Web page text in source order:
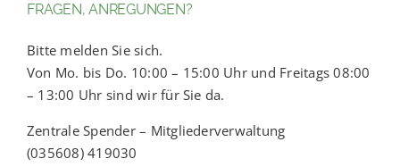
FRAGEN, ANREGUNGEN?
Bitte melden Sie sich.
Von Mo. bis Do. 10:00 – 15:00 Uhr und Freitags 08:00
– 13:00 Uhr sind wir für Sie da.
Zentrale Spender – Mitgliederverwaltung
(035608) 419030